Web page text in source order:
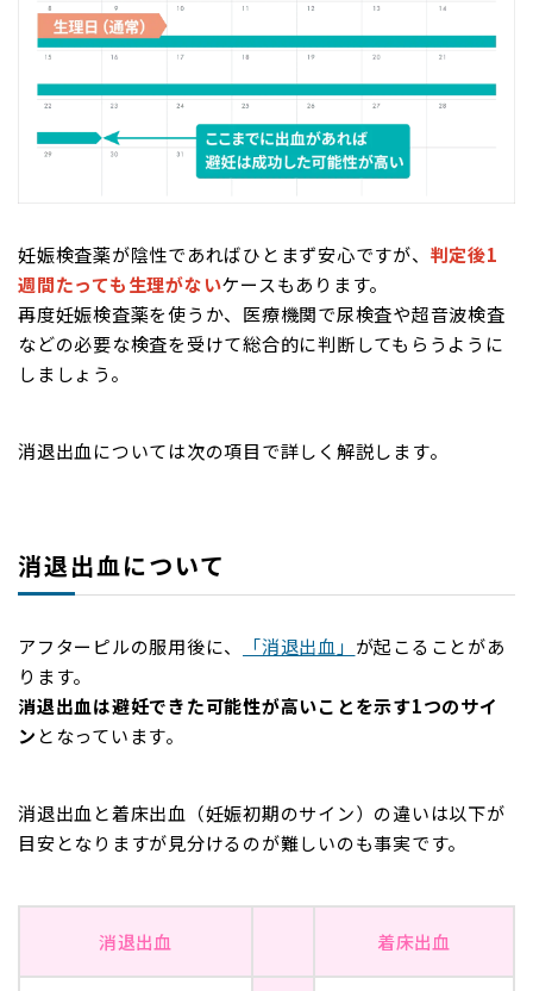
妊娠検査薬が陰性であればひとまず安心ですが、 判定後1
週間たっても生理がないケースもあります。
再度妊娠検査薬を使うか、医療機関で尿検査や超音波検査
などの必要な検査を受けて総合的に判断してもらうように
しましょう。
消退出血については次の項目で詳しく解説します。
消退出血について
アフターピルの服用後に、 「消退出血」 が起こることがあ
ります。
消退出血は避妊できた可能性が高いことを示す1つのサイ
ン となっています。
消退出血と着床出血（妊娠初期のサイン）の違いは以下が
目安となりますが見分けるのが難しいのも事実です。
消退出血 着床出血